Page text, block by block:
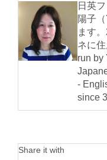
日英
陽子
ます
ネに
run by
-
since
Share it with